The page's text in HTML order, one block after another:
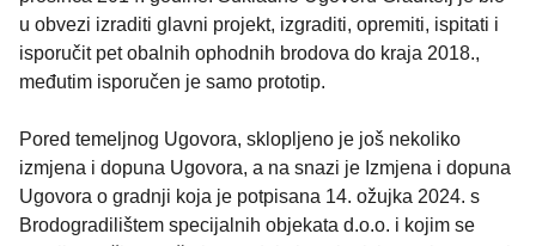
u obvezi izraditi glavni projekt, izgraditi, opremiti, ispitati i
isporučit pet obalnih ophodnih brodova do kraja 2018.,
međutim isporučen je samo prototip.
Pored temeljnog Ugovora, sklopljeno je još nekoliko
izmjena i dopuna Ugovora, a na snazi je Izmjena i dopuna
Ugovora o gradnji koja je potpisana 14. ožujka 2024. s
Brodogradilištem specijalnih objekata d.o.o. i kojim se